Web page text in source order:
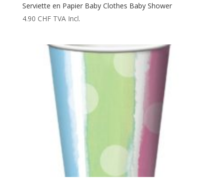
Serviette en Papier Baby Clothes Baby Shower
4.90 CHF TVA Incl.